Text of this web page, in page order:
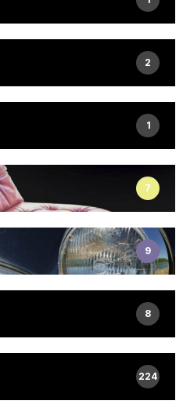
2
1
7
9
8
224